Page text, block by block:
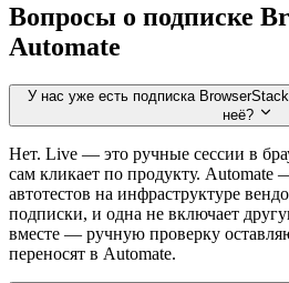
Вопросы о подписке
Automate
У нас уже есть подписка
неё?
Нет. Live — это ручные сессии в
сам кликает по продукту.
автотестов на инфраструктуре
подписки, и одна не включает
вместе — ручную проверку
переносят в Automate.